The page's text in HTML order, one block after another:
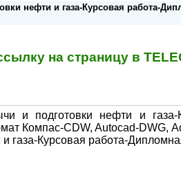
нефти и газа-Курсовая работа-
на страницу в
и подготовки нефти и газа-
Компас-CDW, Autocad-DWG,
газа-Курсовая работа-